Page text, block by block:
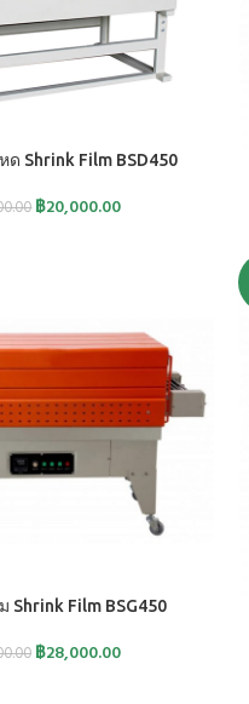
ด Shrink Film BSD450
฿20,000.00
Shrink Film BSG450
฿28,000.00